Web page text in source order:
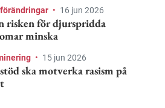
• 16 jun 2026
risken för djurspridda
minska
• 15 jun 2026
ska motverka rasism på